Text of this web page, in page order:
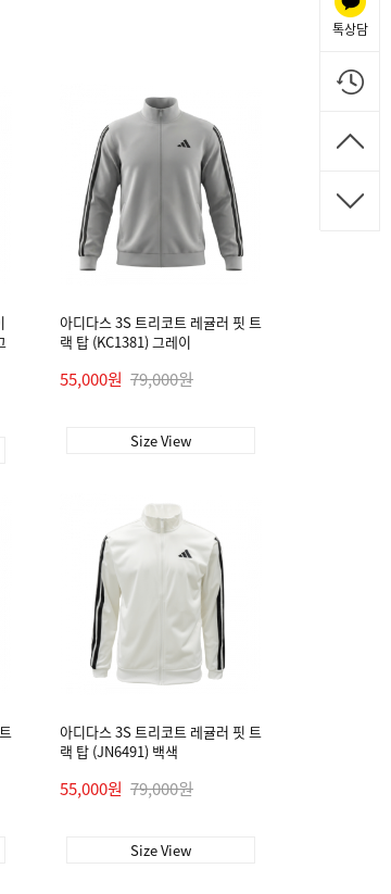
아디다스 3S 트리코트 레귤러 핏 트
랙 탑 (KC1381) 그레이
55,000원 79,000원
Size View
아디다스 3S 트리코트 레귤러 핏 트
랙 탑 (JN6491) 백색
55,000원 79,000원
Size View
톡상담